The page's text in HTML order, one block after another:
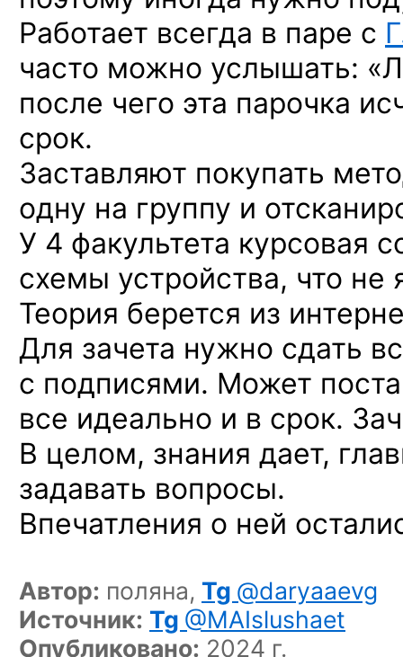
Работает всегда в паре с
часто можно услышать:
после чего эта парочка
срок.
Заставляют покупать
одну на группу и
У 4 факультета курсовая
схемы устройства, что
Теория берется из
Для зачета нужно сдать
с подписями. Может
все идеально и в срок.
В целом, знания дает,
задавать вопросы.
Впечатления о ней
Автор: поляна, Tg @daryaaevg
Источник: Tg @MAIslushaet
Опубликовано: 2024 г.